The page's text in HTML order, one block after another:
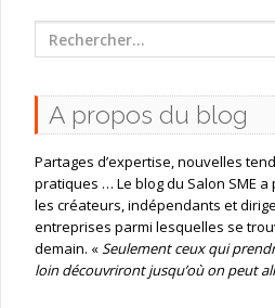
Rechercher
:
A propos du blog
Partages d’expertise, nouvelles
pratiques … Le blog du Salon SME
les créateurs, indépendants et
entreprises parmi lesquelles se
demain. «Seulement ceux qui
loin découvriront jusqu’où on peut